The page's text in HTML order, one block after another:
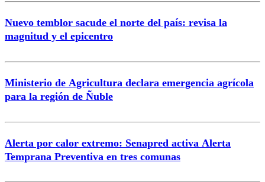
Nuevo temblor sacude el norte del país: revisa la
magnitud y el epicentro
Ministerio de Agricultura declara emergencia agrícola
para la región de Ñuble
Alerta por calor extremo: Senapred activa Alerta
Temprana Preventiva en tres comunas